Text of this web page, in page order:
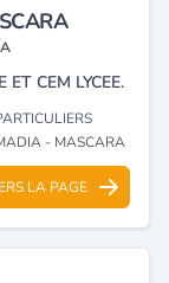
ET CEM LYCEE.
- MASCARA
LA PAGE